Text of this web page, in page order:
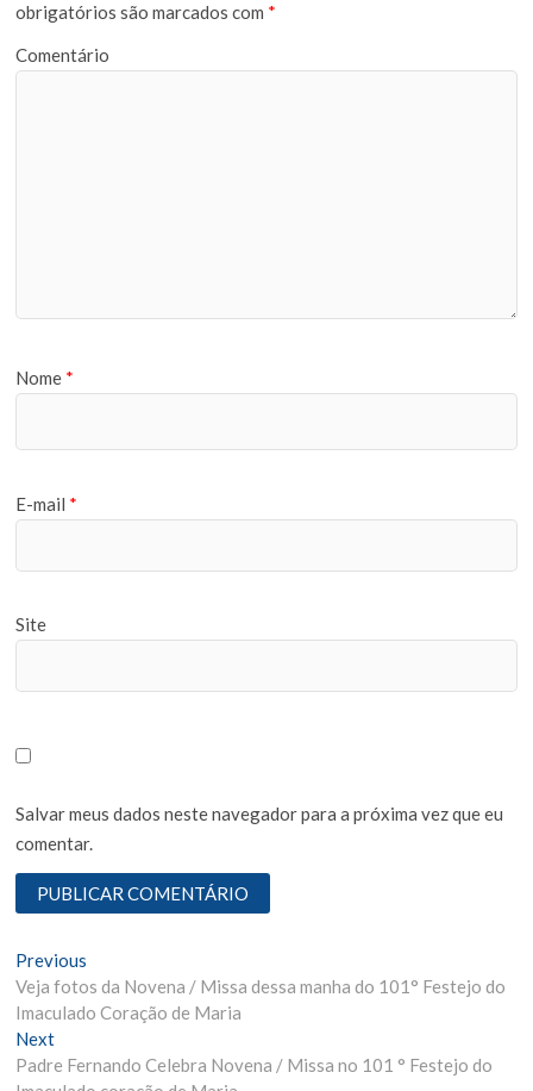
obrigatórios são marcados com *
Comentário
Nome *
E-mail *
Site
Salvar meus dados neste navegador para a próxima vez que eu
comentar.
N
a
v
e
Previous
r
e
i
Veja fotos da Novena / Missa dessa manha do 101° Festejo do
Imaculado Coração de Maria
Next
e
Padre Fernando Celebra Novena / Missa no 101 ° Festejo do